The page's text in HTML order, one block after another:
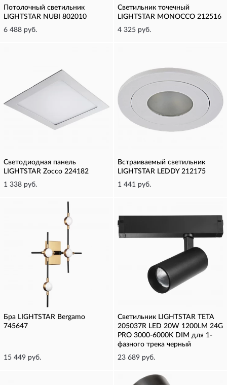
Потолочный светильник
LIGHTSTAR NUBI 802010
6 488 руб.
Светильник точечный
LIGHTSTAR MONOCCO 212516
4 325 руб.
Светодиодная панель
LIGHTSTAR Zocco 224182
1 338 руб.
Встраиваемый светильник
LIGHTSTAR LEDDY 212175
1 441 руб.
Бра LIGHTSTAR Bergamo
745647
15 449 руб.
Светильник LIGHTSTAR TETA
205037R LED 20W 1200LM 24G
PRO 3000-6000K DIM для 1-
фазного трека черный
23 689 руб.